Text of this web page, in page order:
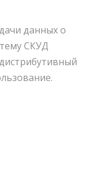
данных о
СКУД